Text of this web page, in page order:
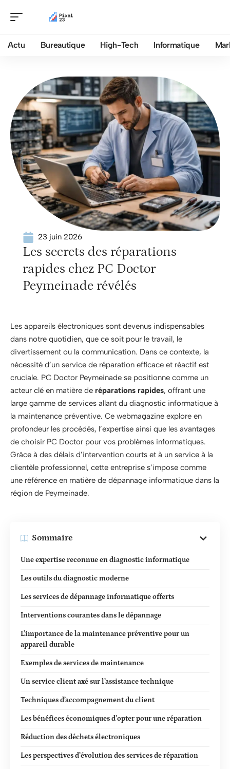
Actu Bureautique High-Tech Informatique
23 juin 2026
Les secrets des réparations
rapides chez PC Doctor
Peymeinade révélés
Les appareils électroniques sont devenus indispensables
dans notre quotidien, que ce soit pour le travail, le
divertissement ou la communication. Dans ce contexte, la
nécessité d’un service de réparation efficace et réactif est
cruciale. PC Doctor Peymeinade se positionne comme un
acteur clé en matière de réparations rapides, offrant une
large gamme de services allant du diagnostic informatique à
la maintenance préventive. Ce webmagazine explore en
profondeur les procédés, l’expertise ainsi que les avantages
de choisir PC Doctor pour vos problèmes informatiques.
Grâce à des délais d’intervention courts et à un service à la
clientèle professionnel, cette entreprise s’impose comme
une référence en matière de dépannage informatique dans la
région de Peymeinade.
Sommaire
Une expertise reconnue en diagnostic informatique
Les outils du diagnostic moderne
Les services de dépannage informatique offerts
Interventions courantes dans le dépannage
L’importance de la maintenance préventive pour un
appareil durable
Exemples de services de maintenance
Un service client axé sur l’assistance technique
Techniques d’accompagnement du client
Les bénéfices économiques d’opter pour une réparation
Réduction des déchets électroniques
Les perspectives d’évolution des services de réparation